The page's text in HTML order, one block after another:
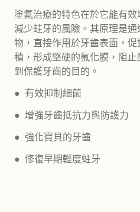
塗氟治療的特色在於它能有效
減少蛀牙的風險。其原理是
物，直接作用於牙齒表面，
積，形成堅硬的氟化膜，阻
到保護牙齒的目的。
● 有效抑制細菌
● 增強牙齒抵抗力與防護力
● 強化寶貝的牙齒
● 修復早期輕度蛀牙